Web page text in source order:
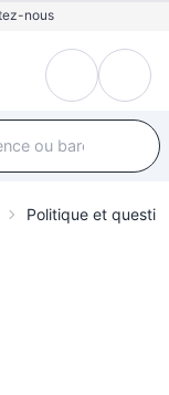
nous
Politique et